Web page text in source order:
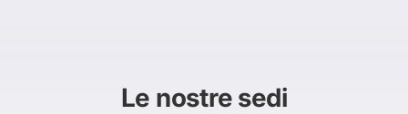
Le nostre sedi